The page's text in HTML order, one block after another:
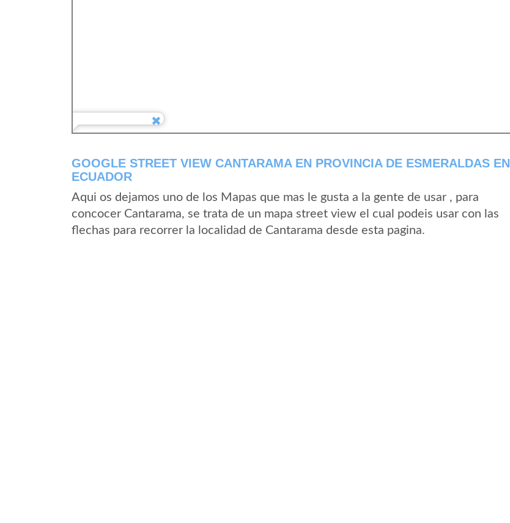
GOOGLE STREET VIEW CANTARAMA EN PROVINCIA DE ESMERALDAS EN
ECUADOR
Aqui os dejamos uno de los Mapas que mas le gusta a la gente de usar , para
concocer Cantarama, se trata de un mapa street view el cual podeis usar con las
flechas para recorrer la localidad de Cantarama desde esta pagina.